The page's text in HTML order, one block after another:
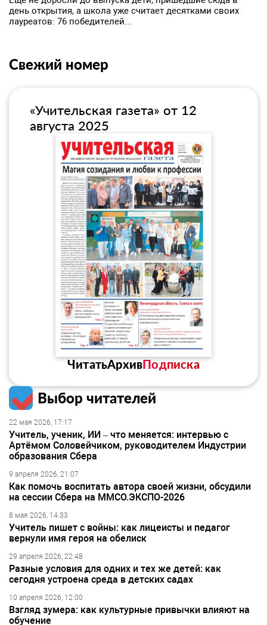
день открытия, а школа уже считает десятками своих
лауреатов: 76 победителей...
Свежий номер
«Учительская газета» от 12
августа 2025
ЧитатьАрхивПодписка
Выбор читателей
22 мая 2026, 17:17
Учитель, ученик, ИИ – что меняется: интервью с
Артёмом Соловейчиком, руководителем Индустрии
образования Сбера
9 апреля 2026, 21:07
Как помочь воспитать автора своей жизни, обсудили
на сессии Сбера на ММСО.ЭКСПО-2026
8 мая 2026, 14:33
Учитель пишет с войны: как лицеисты и педагог
вернули имя героя на обелиск
29 апреля 2026, 22:48
Разные условия для одних и тех же детей: как
сегодня устроена среда в детских садах
10 апреля 2026, 12:00
Взгляд зумера: как культурные привычки влияют на
обучение